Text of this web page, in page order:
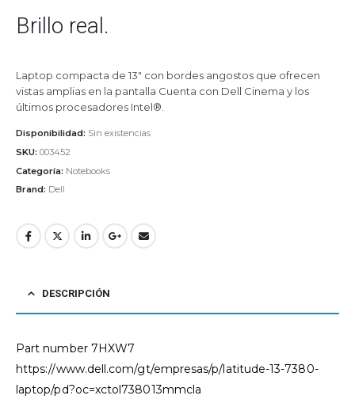
Brillo real.
Laptop compacta de 13″ con bordes angostos que ofrecen
vistas amplias en la pantalla Cuenta con Dell Cinema y los
últimos procesadores Intel®.
Disponibilidad: Sin existencias
SKU: 003452
Categoría: Notebooks
Brand: Dell
DESCRIPCIÓN
Part number 7HXW7
https://www.dell.com/gt/empresas/p/latitude-13-7380-
laptop/pd?oc=xctol738013mmcla